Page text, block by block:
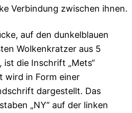
Verbindung zwischen ihnen.
auf den dunkelblauen
Wolkenkratzer aus 5
ist die Inschrift „Mets“
wird in Form einer
dargestellt. Das
„NY“ auf der linken